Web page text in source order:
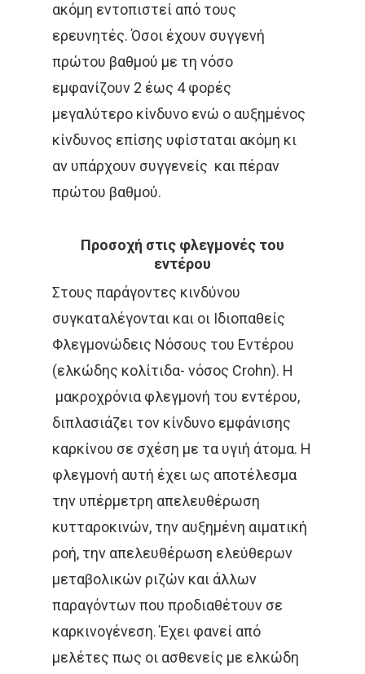
ακόμη εντοπιστεί από τους
ερευνητές. Όσοι έχουν συγγενή
πρώτου βαθμού με τη νόσο
εμφανίζουν 2 έως 4 φορές
μεγαλύτερο κίνδυνο ενώ ο αυξημένος
κίνδυνος επίσης υφίσταται ακόμη κι
αν υπάρχουν συγγενείς και πέραν
πρώτου βαθμού.
Προσοχή στις φλεγμονές του
εντέρου
Στους παράγοντες κινδύνου
συγκαταλέγονται και οι Ιδιοπαθείς
Φλεγμονώδεις Νόσους του Εντέρου
(ελκώδης κολίτιδα- νόσος Crohn). Η
μακροχρόνια φλεγμονή του εντέρου,
διπλασιάζει τον κίνδυνο εμφάνισης
καρκίνου σε σχέση με τα υγιή άτομα. Η
φλεγμονή αυτή έχει ως αποτέλεσμα
την υπέρμετρη απελευθέρωση
κυτταροκινών, την αυξημένη αιματική
ροή, την απελευθέρωση ελεύθερων
μεταβολικών ριζών και άλλων
παραγόντων που προδιαθέτουν σε
καρκινογένεση. Έχει φανεί από
μελέτες πως οι ασθενείς με ελκώδη